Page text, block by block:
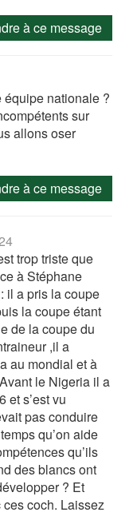
à ce message
équipe nationale ?
sur
allons oser
à ce message
trop triste que
à Stéphane
il a pris la coupe
la coupe étant
de la coupe du
,il a
au mondial et à
le Nigeria il a
et s’est vu
pas conduire
qu’on aide
qu’ils
des blancs ont
? Et
ces coch. Laissez